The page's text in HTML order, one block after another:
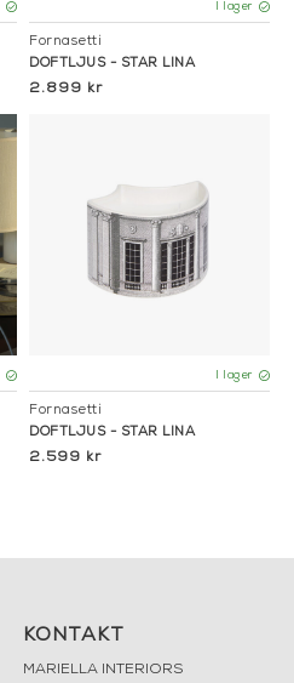
I lager
Fornasetti
DOFTLJUS - STAR LINA
2.899 kr
I lager
Fornasetti
DOFTLJUS - STAR LINA
2.599 kr
KONTAKT
MARIELLA INTERIORS